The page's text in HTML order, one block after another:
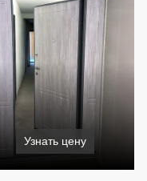
Узнать цену